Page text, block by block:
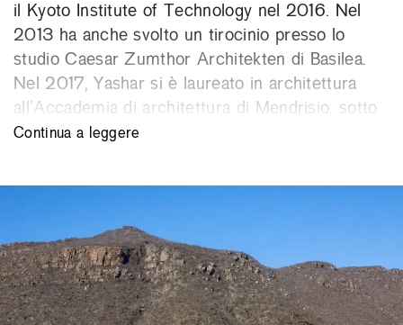
Continua a leggere
il Kyoto Institute of Technology nel 2016. Nel
2013 ha anche svolto un tirocinio presso lo
studio Caesar Zumthor Architekten di Basilea.
Nel 2017, Yashar si è laureato in architettura
all’Accademia di architettura di Mendrisio, sotto
la guida del professor Valerio Olgiati. Nello
Messico, segnando così l’inizio del suo influsso
ufficio a Todos Santos, BCS, nel 2018, e nel
2023 ha ampliato la sua attività con un secondo
ufficio a Querétaro (Messico).
Il lavoro di Yashar ha ricevuto ampi